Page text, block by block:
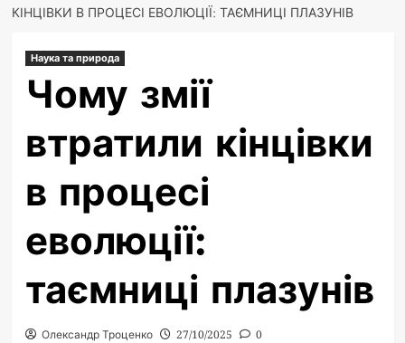
КІНЦІВКИ В ПРОЦЕСІ ЕВОЛЮЦІЇ: ТАЄМНИЦІ ПЛАЗУНІВ
Наука та природа
Чому змії
втратили кінцівки
в процесі
еволюції:
таємниці плазунів
Олександр Троценко 27/10/2025 0